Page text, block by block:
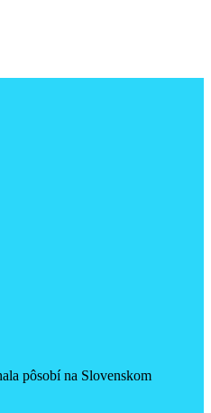
pôsobí na Slovenskom